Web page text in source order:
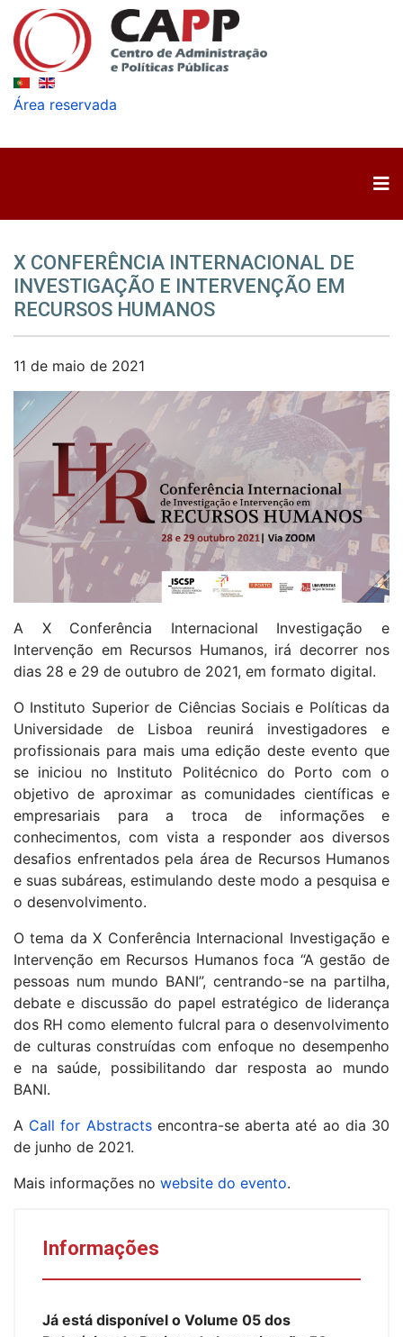
Área reservada
X CONFERÊNCIA INTERNACIONAL DE
INVESTIGAÇÃO E INTERVENÇÃO EM
RECURSOS HUMANOS
11 de maio de 2021
A X Conferência Internacional Investigação e
Intervenção em Recursos Humanos, irá decorrer nos
dias 28 e 29 de outubro de 2021, em formato digital.
O Instituto Superior de Ciências Sociais e Políticas da
Universidade de Lisboa reunirá investigadores e
profissionais para mais uma edição deste evento que
se iniciou no Instituto Politécnico do Porto com o
objetivo de aproximar as comunidades científicas e
empresariais para a troca de informações e
conhecimentos, com vista a responder aos diversos
desafios enfrentados pela área de Recursos Humanos
e suas subáreas, estimulando deste modo a pesquisa e
o desenvolvimento.
O tema da X Conferência Internacional Investigação e
Intervenção em Recursos Humanos foca “A gestão de
pessoas num mundo BANI”, centrando-se na partilha,
debate e discussão do papel estratégico de liderança
dos RH como elemento fulcral para o desenvolvimento
de culturas construídas com enfoque no desempenho
e na saúde, possibilitando dar resposta ao mundo
BANI.
A Call for Abstractsencontra-se aberta até ao dia 30
de junho de 2021.
Mais informações no website do evento.
Informações
Já está disponível o Volume 05 dos